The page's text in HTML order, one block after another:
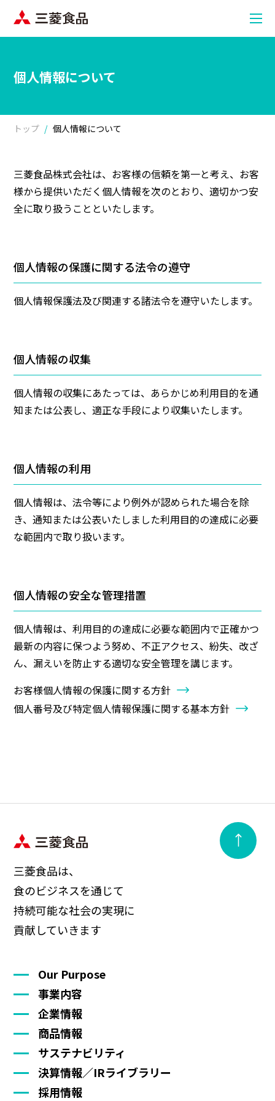
個人情報について
トップ 個人情報について
三菱食品株式会社は、お客様の信頼を第一と考え、お客
様から提供いただく個人情報を次のとおり、適切かつ安
全に取り扱うことといたします。
個人情報の保護に関する法令の遵守
個人情報保護法及び関連する諸法令を遵守いたします。
個人情報の収集
個人情報の収集にあたっては、あらかじめ利用目的を通
知または公表し、適正な手段により収集いたします。
個人情報の利用
個人情報は、法令等により例外が認められた場合を除
き、通知または公表いたしました利用目的の達成に必要
な範囲内で取り扱います。
個人情報の安全な管理措置
個人情報は、利用目的の達成に必要な範囲内で正確かつ
最新の内容に保つよう努め、不正アクセス、紛失、改ざ
ん、漏えいを防止する適切な安全管理を講じます。
お客様個人情報の保護に関する方針
個人番号及び特定個人情報保護に関する基本方針
三菱食品は、
食のビジネスを通じて
持続可能な社会の実現に
貢献していきます
Our Purpose
事業内容
企業情報
商品情報
サステナビリティ
決算情報／IRライブラリー
採用情報